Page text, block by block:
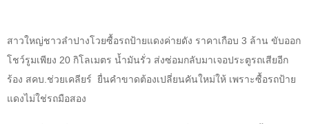
สาวใหญ่ชาวลำปางโวยซื้อรถป้ายแดงค่ายดัง ราคาเกือบ 3 ล้าน ขับออก
โชว์รูมเพียง 20 กิโลเมตร น้ำมันรั่ว ส่งซ่อมกลับมาเจอประตูรถเสียอีก
ร้อง สคบ.ช่วยเคลียร์ ยื่นคำขาดต้องเปลี่ยนคันใหม่ให้ เพราะซื้อรถป้าย
แดงไม่ใช่รถมือสอง